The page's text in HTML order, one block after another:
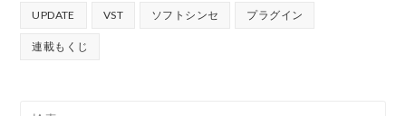
UPDATE VST ソフトシンセ プラグイン
連載もくじ